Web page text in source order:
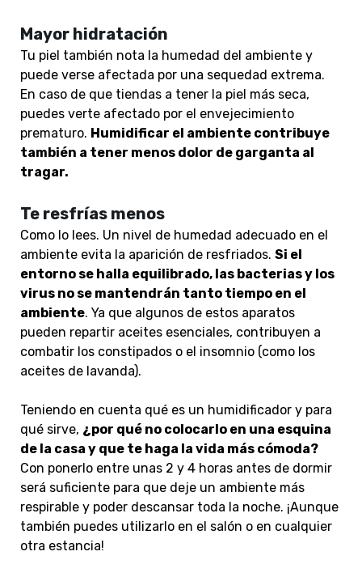
Mayor hidratación
Tu piel también nota la humedad del ambiente y
puede verse afectada por una sequedad extrema.
En caso de que tiendas a tener la piel más seca,
puedes verte afectado por el envejecimiento
prematuro. Humidificar el ambiente contribuye
también a tener menos dolor de garganta al
tragar.
Te resfrías menos
Como lo lees. Un nivel de humedad adecuado en el
ambiente evita la aparición de resfriados. Si el
entorno se halla equilibrado, las bacterias y los
virus no se mantendrán tanto tiempo en el
ambiente. Ya que algunos de estos aparatos
pueden repartir aceites esenciales, contribuyen a
combatir los constipados o el insomnio (como los
aceites de lavanda).
Teniendo en cuenta qué es un humidificador y para
qué sirve, ¿por qué no colocarlo en una esquina
de la casa y que te haga la vida más cómoda?
Con ponerlo entre unas 2 y 4 horas antes de dormir
será suficiente para que deje un ambiente más
respirable y poder descansar toda la noche. ¡Aunque
también puedes utilizarlo en el salón o en cualquier
otra estancia!